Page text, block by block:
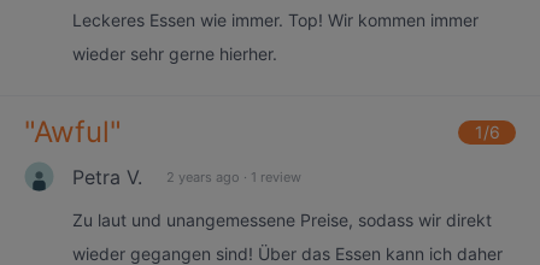
Leckeres Essen wie immer. Top! Wir kommen immer
wieder sehr gerne hierher.
"Awful" 1/6
Petra V. 2 years ago · 1 review
Zu laut und unangemessene Preise, sodass wir direkt
wieder gegangen sind! Über das Essen kann ich daher